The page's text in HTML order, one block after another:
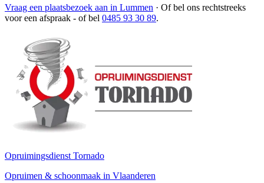
Vraag een plaatsbezoek aan in Lummen · Of bel ons rechtstreeks
voor een afspraak - of bel 0485 93 30 89.
Opruimingsdienst Tornado
Opruimen & schoonmaak in Vlaanderen